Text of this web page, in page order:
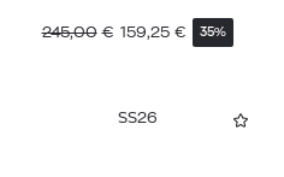
245,00 € 159,25 € 35%
SS26